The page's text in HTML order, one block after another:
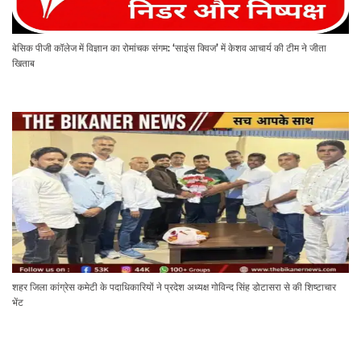
बेसिक पीजी कॉलेज में विज्ञान का रोमांचक संगम: ‘साइंस क्विज’ में केशव आचार्य की टीम ने जीता
खिताब
शहर जिला कांग्रेस कमेटी के पदाधिकारियों ने प्रदेश अध्यक्ष गोविन्द सिंह डोटासरा से की शिष्टाचार
भेंट